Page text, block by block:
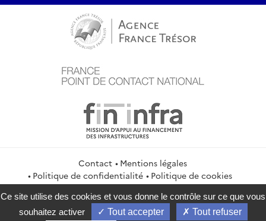
Contact
Mentions légales
Politique de confidentialité
Politique de cookies
Gestion des cookies
Flux RSS
service-public.gouv.fr
legifrance.gouv.fr
info.gouv.fr
Ce site utilise des cookies et vous donne le contrôle sur ce que vous
souhaitez activer
Tout accepter Tout refuser